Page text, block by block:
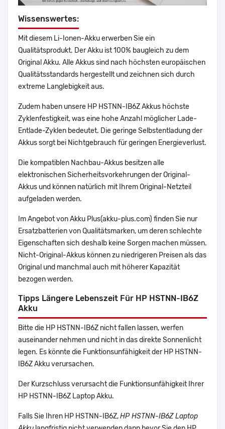
Wissenswertes:
Mit diesem Li-Ionen-Akku erwerben Sie ein
Qualitätsprodukt. Der Akku ist 100% baugleich zu dem
Original Akku. Alle Akkus sind nach höchsten europäischen
Qualitätsstandards hergestellt und zeichnen sich durch
extreme Langlebigkeit aus.
Zudem haben unsere HP HSTNN-IB6Z Akkus höchste
Zyklenfestigkeit, was eine hohe Anzahl möglicher Lade-
Entlade-Zyklen bedeutet. Die geringe Selbstentladung der
Akkus sorgt bei Nichtgebrauch für geringen Energieverlust.
Die kompatiblen Nachbau-Akkus besitzen alle
elektronischen Sicherheitsvorkehrungen der Original-
Akkus und können natürlich mit Ihrem Original-Netzteil
aufgeladen werden.
Im Angebot von Akku Plus(akku-plus.com) finden Sie nur
Ersatzbatterien von Qualitätsmarken, um deren schlechte
Eigenschaften sich deshalb keine Sorgen machen müssen.
Nicht-Original-Akkus können zu niedrigeren Preisen als das
Original und manchmal auch mit höherer Kapazität
bezogen werden.
Tipps Längere Lebenszeit Für HP HSTNN-IB6Z
Akku
Bitte die HP HSTNN-IB6Z nicht fallen lassen, werfen
auseinander nehmen und nicht in das direkte Sonnenlicht
legen. Es könnte die Funktionsunfähigkeit der HP HSTNN-
IB6Z Akku verursachen.
Der Kurzschluss verursacht die Funktionsunfähigkeit Ihrer
HP HSTNN-IB6Z Laptop Akku.
Falls Sie Ihren HP HSTNN-IB6Z,HP HSTNN-IB6Z Laptop